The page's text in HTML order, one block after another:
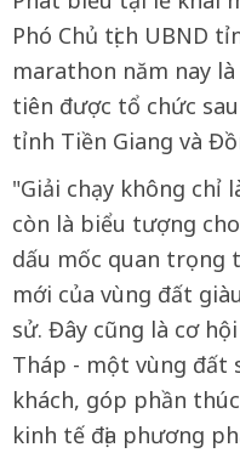
Phó Chủ tịch UBND
marathon năm nay
tiên được tổ chức
tỉnh Tiền Giang và
"Giải chạy không chỉ
còn là biểu tượng
dấu mốc quan
mới của vùng đất
sử. Đây cũng là cơ
Tháp - một vùng đất
khách, góp phần
kinh tế địa phương